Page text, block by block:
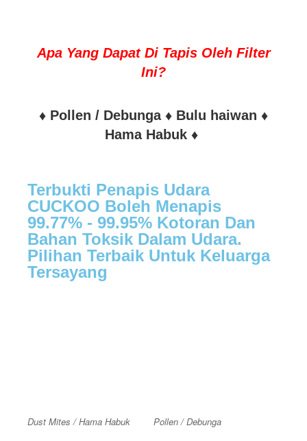
Apa Yang Dapat Di Tapis Oleh Filter
Ini?
♦ Pollen / Debunga ♦ Bulu haiwan ♦
Hama Habuk ♦
Terbukti Penapis Udara
CUCKOO Boleh Menapis
99.77% - 99.95% Kotoran Dan
Bahan Toksik Dalam Udara.
Pilihan Terbaik Untuk Keluarga
Tersayang
Dust Mites / Hama Habuk Pollen / Debunga